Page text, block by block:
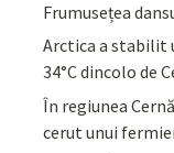
Frumusețea
Arctica a stabilit
34°C dincolo de
În regiunea
cerut unui